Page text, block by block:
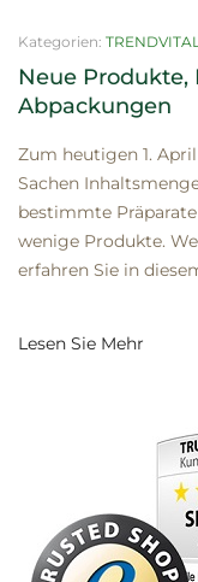
Kategorien:
Neue Produkte,
Abpackungen
Zum heutigen 1.
Sachen
bestimmte
wenige Produkte.
erfahren Sie in
Lesen Sie Mehr